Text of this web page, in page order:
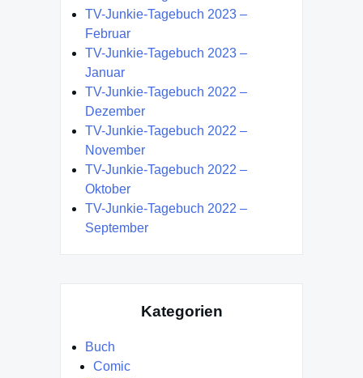
TV-Junkie-Tagebuch 2023 –
Februar
TV-Junkie-Tagebuch 2023 –
Januar
TV-Junkie-Tagebuch 2022 –
Dezember
TV-Junkie-Tagebuch 2022 –
November
TV-Junkie-Tagebuch 2022 –
Oktober
TV-Junkie-Tagebuch 2022 –
September
Kategorien
Buch
Comic